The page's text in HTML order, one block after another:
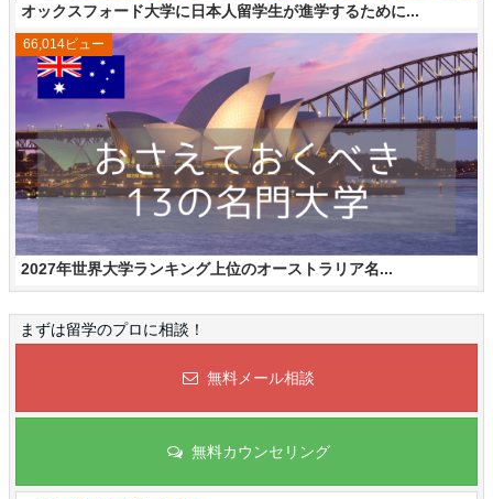
オックスフォード大学に日本人留学生が進学するために...
2027年世界大学ランキング上位のオーストラリア名...
66,014ビュー
まずは留学のプロに相談！
無料メール相談
無料カウンセリング